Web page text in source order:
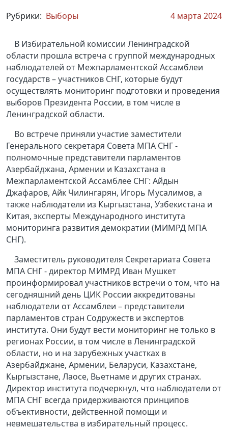
Рубрики: Выборы 4 марта 2024
В Избирательной комиссии Ленинградской
области прошла встреча с группой международных
наблюдателей от Межпарламентской Ассамблеи
государств – участников СНГ, которые будут
осуществлять мониторинг подготовки и проведения
выборов Президента России, в том числе в
Ленинградской области.
Во встрече приняли участие заместители
Генерального секретаря Совета МПА СНГ -
полномочные представители парламентов
Азербайджана, Армении и Казахстана в
Межпарламентской Ассамблее СНГ: Айдын
Джафаров, Айк Чилингарян, Игорь Мусалимов, а
также наблюдатели из Кыргызстана, Узбекистана и
Китая, эксперты Международного института
мониторинга развития демократии (МИМРД МПА
СНГ).
Заместитель руководителя Секретариата Совета
МПА СНГ - директор МИМРД Иван Мушкет
проинформировал участников встречи о том, что на
сегодняшний день ЦИК России аккредитованы
наблюдатели от Ассамблеи – представители
парламентов стран Содружеств и экспертов
института. Они будут вести мониторинг не только в
регионах России, в том числе в Ленинградской
области, но и на зарубежных участках в
Азербайджане, Армении, Беларуси, Казахстане,
Кыргызстане, Лаосе, Вьетнаме и других странах.
Директор института подчеркнул, что наблюдатели от
МПА СНГ всегда придерживаются принципов
объективности, действенной помощи и
невмешательства в избирательный процесс.